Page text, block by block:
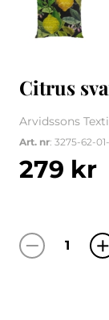
Citrus
Arvidssons
Art. nr: 3275-62-
279 kr
Citrus